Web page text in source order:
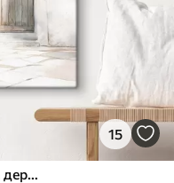
15
Гарний білий будинок з квітучим деревом, середземноморський, акварельний стиль